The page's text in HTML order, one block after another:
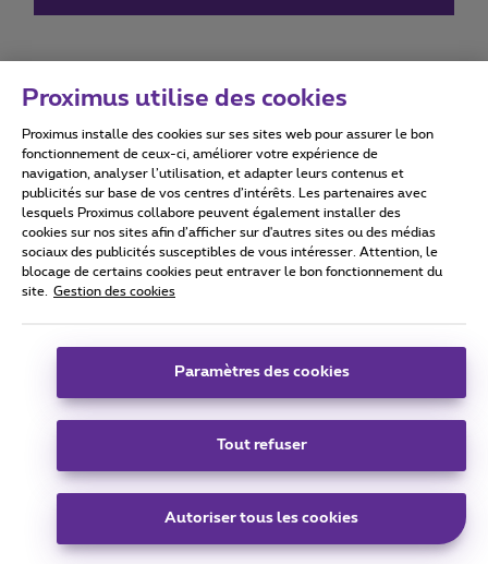
Conditions d'utilisation Accessibility statement
Tous droits réservés. © 2026 Proximus
Conditions générales, info consommateur
Coordonnées de l’entreprise
Boulevard du Roi Albert II 27 - B-1030 Bruxelles.
Carrier & Wholesale Solutions
|Telindus
|Sitemap
Proximus utilise des cookies
Proximus installe des cookies sur ses sites web pour assurer le bon
fonctionnement de ceux-ci, améliorer votre expérience de
navigation, analyser l’utilisation, et adapter leurs contenus et
publicités sur base de vos centres d’intérêts. Les partenaires avec
lesquels Proximus collabore peuvent également installer des
cookies sur nos sites afin d’afficher sur d'autres sites ou des médias
sociaux des publicités susceptibles de vous intéresser. Attention, le
blocage de certains cookies peut entraver le bon fonctionnement du
site.
Gestion des cookies
Paramètres des cookies
Tout refuser
Autoriser tous les cookies